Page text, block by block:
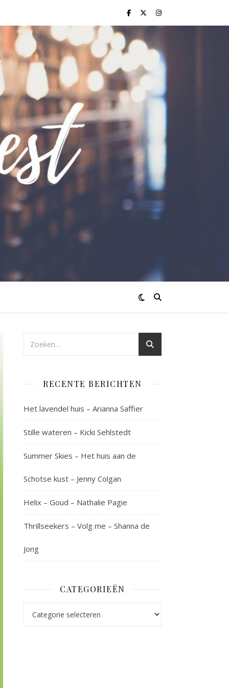
RECENTE BERICHTEN
Het lavendel huis – Arianna Saffier
Stille wateren – Kicki Sehlstedt
Summer Skies – Het huis aan de
Schotse kust – Jenny Colgan
Helix – Goud – Nathalie Pagie
Thrillseekers – Volg me – Shanna de
Jong
CATEGORIEËN